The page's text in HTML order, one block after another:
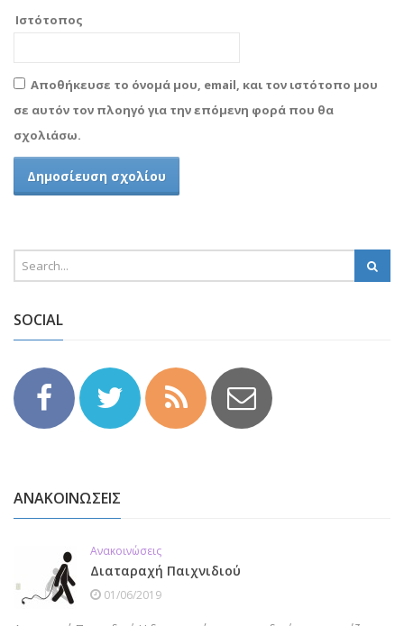
Ιστότοπος
Αποθήκευσε το όνομά μου, email, και τον ιστότοπο μου
σε αυτόν τον πλοηγό για την επόμενη φορά που θα
σχολιάσω.
SOCIAL
ΑΝΑΚΟΙΝΩΣΕΙΣ
Ανακοινώσεις
Διαταραχή Παιχνιδιού
01/06/2019